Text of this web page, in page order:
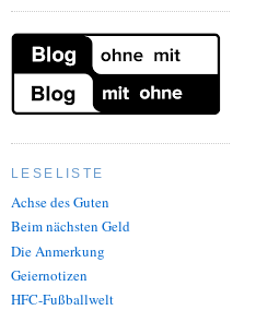
LESELISTE
Achse des Guten
Beim nächsten Geld
Die Anmerkung
Geiernotizen
HFC-Fußballwelt